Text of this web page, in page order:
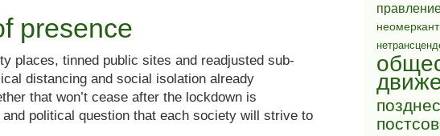
presence
places, tinned public sites and readjusted sub-
distancing and social isolation already
that won’t cease after the lockdown is
political question that each society will strive to